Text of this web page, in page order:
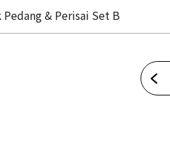
& Perisai Set B